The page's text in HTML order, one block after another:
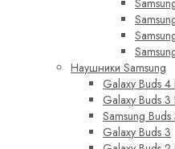
Наушники Samsung
Galaxy Buds 4
Galaxy Buds 3
Samsung Buds
Galaxy Buds 3